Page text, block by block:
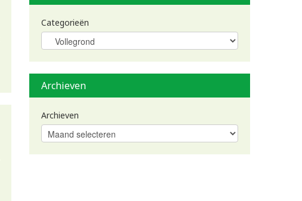
Categorieën
Archieven
Archieven